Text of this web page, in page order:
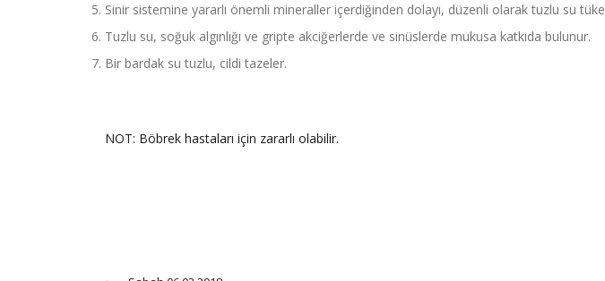
Sinir sistemine yararlı önemli mineraller içerdiğinden dolayı, düzenli olarak tuzlu su
Tuzlu su, soğuk algınlığı ve gripte akciğerlerde ve sinüslerde mukusa katkıda bulunur.
Bir bardak su tuzlu, cildi tazeler.
NOT: Böbrek hastaları için zararlı olabilir.